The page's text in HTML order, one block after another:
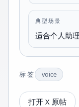
典型场景
适合个人助
标签 voice
打开 X 原帖